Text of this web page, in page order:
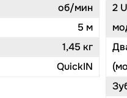
об/мин
5 м
1,45 кг
QuickIN
2